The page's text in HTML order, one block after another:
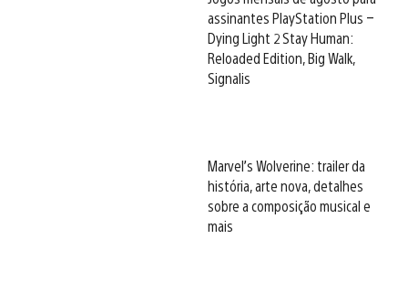
assinantes PlayStation Plus –
Dying Light 2 Stay Human:
Reloaded Edition, Big Walk,
Signalis
Marvel’s Wolverine: trailer da
história, arte nova, detalhes
sobre a composição musical e
mais